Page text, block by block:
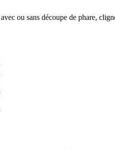
ou sans découpe de phare,